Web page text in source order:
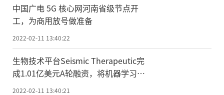
中国广电 5G 核心网河南省级节点开
工，为商用放号做准备
2022-02-11 13:40:22
生物技术平台Seismic Therapeutic完
成1.01亿美元A轮融资，将机器学习融
入免疫药物开发
2022-02-11 13:40:21